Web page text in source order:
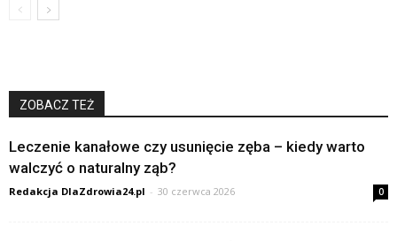
ZOBACZ TEŻ
Leczenie kanałowe czy usunięcie zęba – kiedy warto
walczyć o naturalny ząb?
Redakcja DlaZdrowia24.pl - 30 czerwca 2026 0